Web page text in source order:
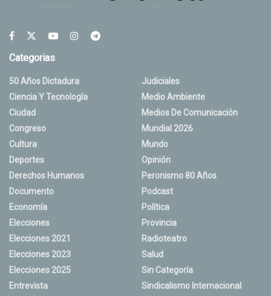
Categorias
50 Años Dictadura
Ciencia Y Tecnología
Ciudad
Congreso
Cultura
Deportes
Derechos Humanos
Documento
Economía
Elecciones
Elecciones 2021
Elecciones 2023
Elecciones 2025
Entrevista
Judiciales
Medio Ambiente
Medios De Comunicación
Mundial 2026
Mundo
Opinión
Peronismo 80 Años
Podcast
Política
Provincia
Radioteatro
Salud
Sin Categoría
Sindicalismo Internacional